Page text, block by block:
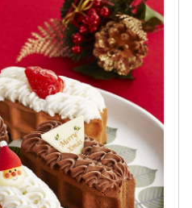
2017年3月
2017年2月
2017年1月
2016年12月
2016年11月
2016年10月